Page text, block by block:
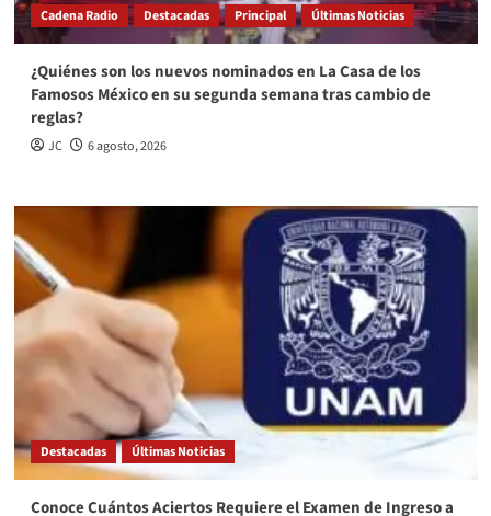
Cadena Radio Destacadas Principal Últimas Noticias
¿Quiénes son los nuevos nominados en La Casa de los
Famosos México en su segunda semana tras cambio de
reglas?
JC 6 agosto, 2026
Destacadas Últimas Noticias
Conoce Cuántos Aciertos Requiere el Examen de Ingreso a